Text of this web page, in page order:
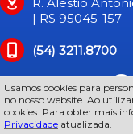
| RS 95045-157
(54) 3211.8700
Usamos cookies para
no nosso website. Ao
cookies. Para obter mais
Privacidade atualizada.